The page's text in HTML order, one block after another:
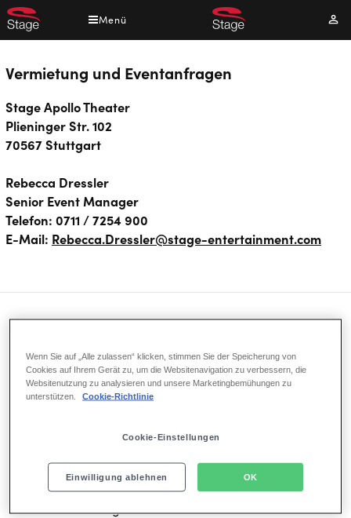
Direkt
zum
Menü
Vermietung und Eventanfragen
Stage Apollo Theater
Plieninger Str. 102
70567 Stuttgart
Rebecca Dressler
Senior Event Manager
Telefon: 0711 / 7254 900
E-Mail: Rebecca.Dressler@stage-entertainment.com
FooterUNSERE STANDORTE
Musicals in Hamburg
Musicals in Berlin
Musicals in Stuttgart
Wenn Sie auf „Alle zulassen“ klicken, stimmen Sie der Speicherung von
Cookies auf Ihrem Gerät zu, um die Websitenavigation zu verbessern, die
Websitenutzung zu analysieren und unsere Marketingbemühungen zu
unterstützen.
Cookie-Richtlinie
Cookie-Einstellungen
Einwilligung ablehnen OK